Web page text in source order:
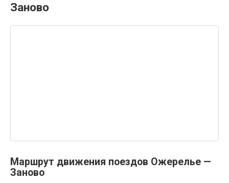
Заново
Маршрут движения поездов Ожерелье —
Заново